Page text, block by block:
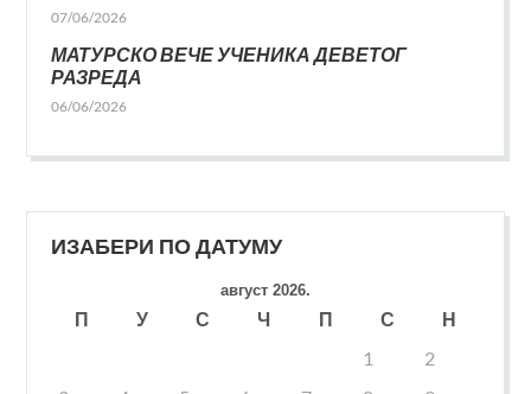
07/06/2026
МАТУРСКО ВЕЧЕ УЧЕНИКА ДЕВЕТОГ
РАЗРЕДА
06/06/2026
ИЗАБЕРИ ПО ДАТУМУ
август 2026.
П У С Ч П С
Н
1
2